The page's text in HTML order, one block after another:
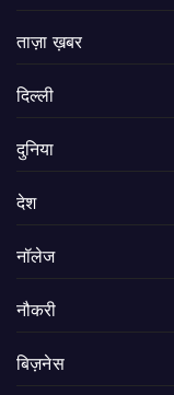
ताज़ा ख़बर
दिल्ली
दुनिया
देश
नॉलेज
नौकरी
बिज़नेस